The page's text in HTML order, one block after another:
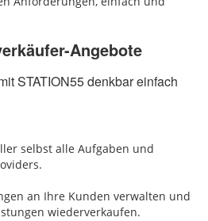
Angebote
STATION55 denkbar einfach
selbst alle Aufgaben und
an Ihre Kunden verwalten und
wiederverkaufen.